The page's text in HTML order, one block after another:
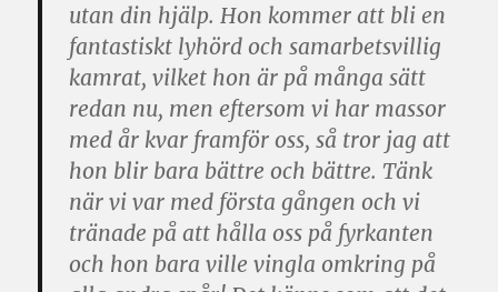
utan din hjälp. Hon kommer att bli en
fantastiskt lyhörd och samarbetsvillig
kamrat, vilket hon är på många sätt
redan nu, men eftersom vi har massor
med år kvar framför oss, så tror jag att
hon blir bara bättre och bättre. Tänk
när vi var med första gången och vi
tränade på att hålla oss på fyrkanten
och hon bara ville vingla omkring på